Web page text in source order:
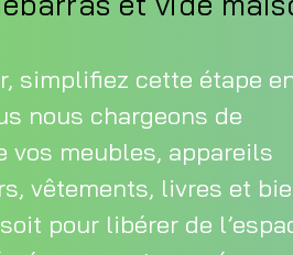
simplifiez cette étape
nous chargeons de
vos meubles, appareils
vêtements, livres et
pour libérer de